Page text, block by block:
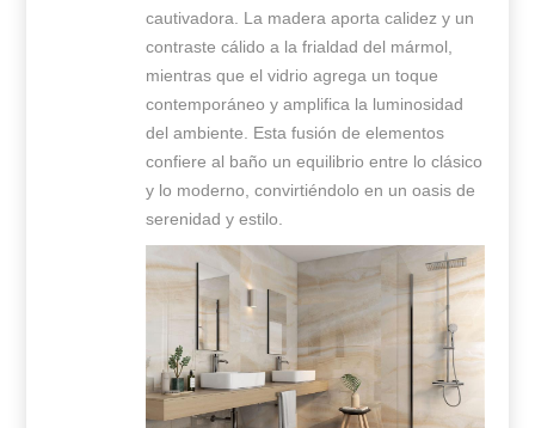
cautivadora. La madera aporta calidez y un
contraste cálido a la frialdad del mármol,
mientras que el vidrio agrega un toque
contemporáneo y amplifica la luminosidad
del ambiente. Esta fusión de elementos
confiere al baño un equilibrio entre lo clásico
y lo moderno, convirtiéndolo en un oasis de
serenidad y estilo.